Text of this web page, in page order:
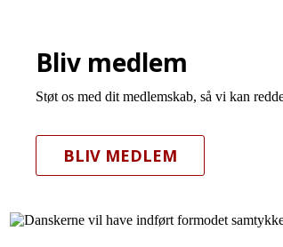
Bliv medlem
Støt os med dit medlemskab, så vi kan
BLIV MEDLEM